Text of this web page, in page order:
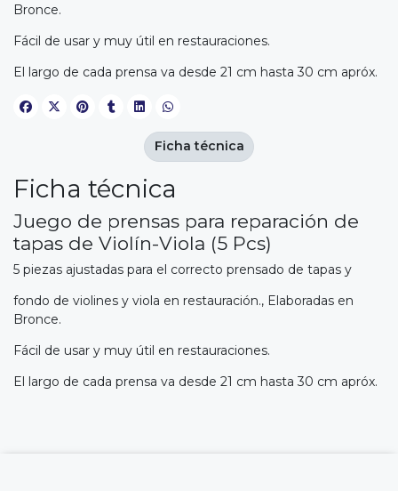
Bronce.
Fácil de usar y muy útil en restauraciones.
El largo de cada prensa va desde 21 cm hasta 30 cm apróx.
Ficha técnica
Juego de prensas para reparación de
tapas de Violín-Viola (5 Pcs)
5 piezas ajustadas para el correcto prensado de tapas y
fondo de violines y viola en restauración., Elaboradas en
Bronce.
Fácil de usar y muy útil en restauraciones.
El largo de cada prensa va desde 21 cm hasta 30 cm apróx.
Ficha técnica